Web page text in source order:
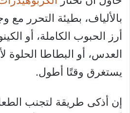
بالألياف، بطيئة التحرر مع
أرز الحبوب الكاملة، أو
العدس، أو البطاطا الحلوة
يستغرق وقتًا أطول.
إن أذكى طريقة لتجنب